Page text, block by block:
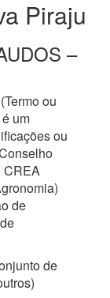
Piraju
–
(Termo ou
um
ou
CREA
de
de